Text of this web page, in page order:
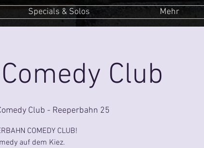
Specials & Solos Mehr
Club
Club - Reeperbahn 25
COMEDY CLUB!
auf dem Kiez.